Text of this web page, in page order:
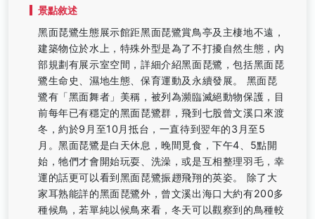
景點敘述
黑面琵鷺生態展示館距黑面琵鷺賞鳥亭及主棲地不遠，
建築物位於水上，特殊外型是為了不打擾自然生態，內
部規劃有展示室空間，詳細介紹黑面琵鷺，包括黑面琵
鷺生命史、濕地生態、保育運動及永續發展。 黑面琵
鷺有「黑面舞者」美稱，被列為瀕臨滅絕動物保護，目
前每年已有穩定的黑面琵鷺群，飛到七股曾文溪口來渡
冬，約於9月至10月抵台，一直待到翌年的3月至5
月。黑面琵鷺是白天休息，晚間覓食，下午4、5點開
始，牠們才會開始玩耍、洗澡，或是互相整理羽毛，幸
運的話更可以看到黑面琵鷺振趐飛翔的英姿。 除了大
家耳熟能詳的黑面琵鷺外，曾文溪出海口大約有200多
種候鳥，若單純以候鳥來看，冬天可以觀察到的鳥種較